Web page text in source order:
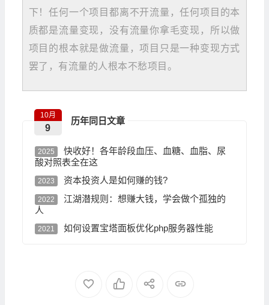
下！任何一个项目都离不开流量，任何项目的本
质都是流量变现，没有流量你拿毛变现，所以做
项目的根本就是做流量，项目只是一种变现方式
罢了，有流量的人根本不愁项目。
历年同日文章
10月
9
2025
快收好！各年龄段血压、血糖、血脂、尿
酸对照表全在这
2023 资本投资人是如何赚的钱?
2022
江湖潜规则：想赚大钱，学会做个孤独的
人
2021 如何设置宝塔面板优化php服务器性能